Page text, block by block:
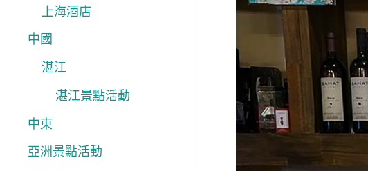
上海酒店
中國
湛江
湛江景點活動
中東
亞洲景點活動